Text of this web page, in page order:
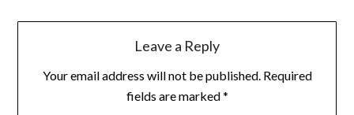
Leave a Reply
Your email address will not be published. Required
fields are marked*